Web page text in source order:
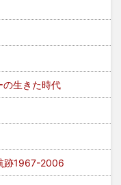
生きた時代
跡1967-2006